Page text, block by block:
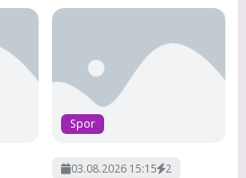
arasında düzenlenen Hasan
Uluslararası Serbest...
Spor
03.08.2026 15:15 2